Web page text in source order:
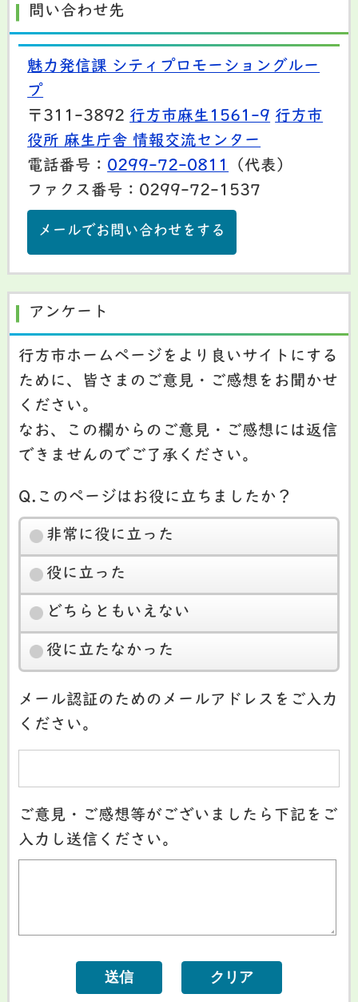
問い合わせ先
魅力発信課 シティプロモーショングルー
プ
〒311-3892 行方市麻生1561-9 行方市
役所 麻生庁舎 情報交流センター
電話番号： 0299-72-0811
（代表）
ファクス番号：0299-72-1537
メールでお問い合わせをする
アンケート
行方市ホームページをより良いサイトにする
ために、皆さまのご意見・ご感想をお聞かせ
ください。
なお、この欄からのご意見・ご感想には返信
できませんのでご了承ください。
Q.このページはお役に立ちましたか？
非常に役に立った
役に立った
どちらともいえない
役に立たなかった
メール認証のためのメールアドレスをご入力
ください。
ご意見・ご感想等がございましたら下記をご
入力し送信ください。